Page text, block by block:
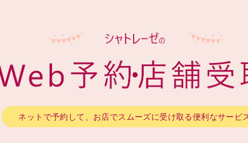
ネットで予約して、お店でスムーズに受け取る便利なサービ